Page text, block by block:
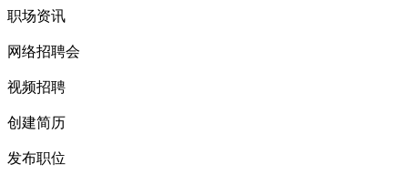
职场资讯
网络招聘会
视频招聘
创建简历
发布职位